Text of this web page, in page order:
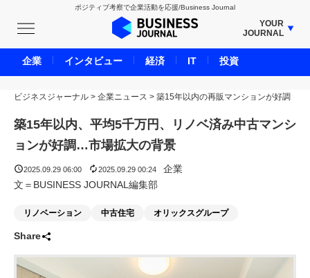
ポジティブ考察で企業活動を応援/Business Journal
YOUR
JOURNAL
BUSINESS JOURNAL
UNICORN JOURNAL
CARBON CREDITS JOURNAL
IVS JOURNAL
ENERGY MANAGEMENT JOURNAL
LIFE ENDING JOURNAL
BPaaS JOURNAL
ビジネスジャーナル > 企業ニュース > 築15年以内の再販マンションが好調
築15年以内、平均5千万円、リノベ済み中古マンシ
ョンが好調…市場拡大の背景
2025.09.29 06:00 2025.09.29 00:24
企業
文＝BUSINESS JOURNAL編集部
リノベーション 中古住宅 オリックスグループ
Share
企業 インタビュー 経済 IT 投資